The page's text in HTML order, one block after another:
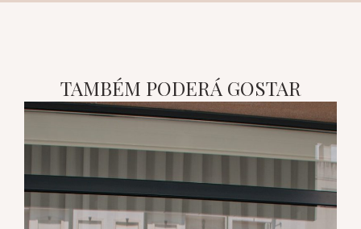
TAMBÉM PODERÁ GOSTAR